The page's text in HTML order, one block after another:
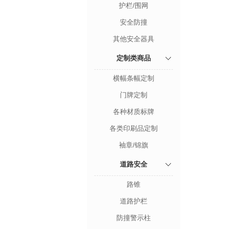
护栏/围网
安全防撞
其他安全器具
定制类商品
横幅条幅定制
门牌定制
各种材质标牌
各类印刷品定制
袖章/锦旗
道路安全
路锥
道路护栏
防撞警示柱